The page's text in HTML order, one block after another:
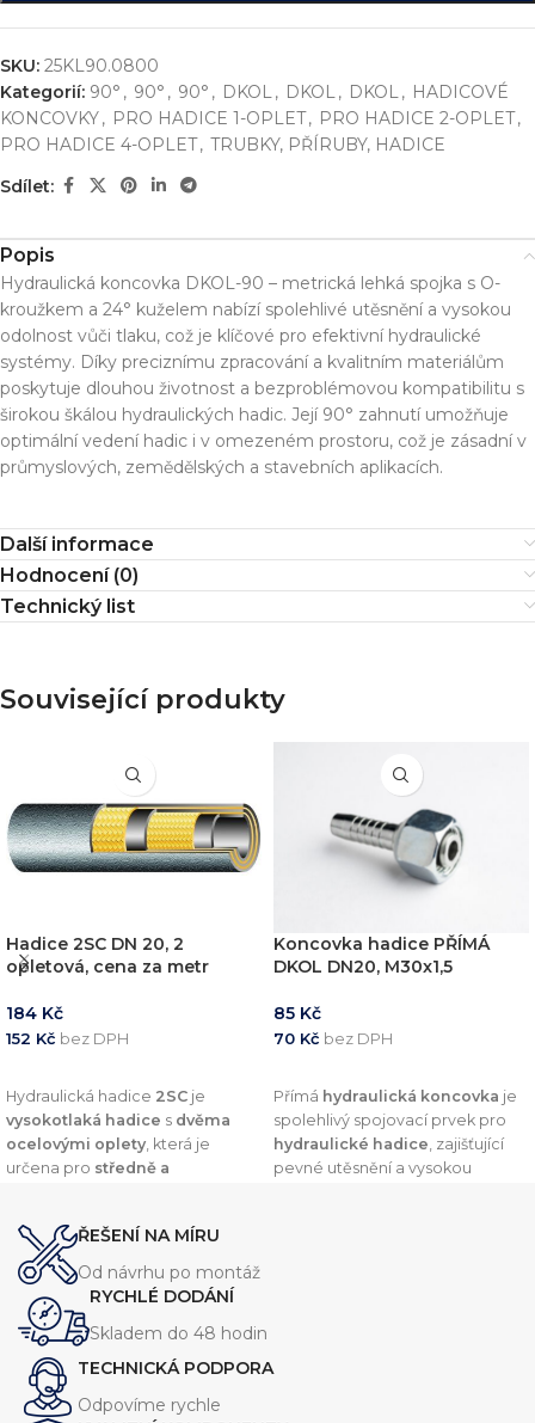
SKU: 25KL90.0800
Kategorií: 90° , 90° , 90° , DKOL, DKOL, DKOL, HADICOVÉ
KONCOVKY, PRO HADICE 1-OPLET, PRO HADICE 2-OPLET,
PRO HADICE 4-OPLET, TRUBKY, PŘÍRUBY, HADICE
Sdílet:
Popis
Hydraulická koncovka DKOL-90 – metrická lehká spojka s O-
kroužkem a 24° kuželem nabízí spolehlivé utěsnění a vysokou
odolnost vůči tlaku, což je klíčové pro efektivní hydraulické
systémy. Díky preciznímu zpracování a kvalitním materiálům
poskytuje dlouhou životnost a bezproblémovou kompatibilitu s
širokou škálou hydraulických hadic. Její 90° zahnutí umožňuje
optimální vedení hadic i v omezeném prostoru, což je zásadní v
průmyslových, zemědělských a stavebních aplikacích.
Další informace
Hodnocení (0)
Technický list
Související produkty
Hadice 2SC DN 20, 2
opletová, cena za metr
184 Kč
152 Kč bez DPH
Hydraulická hadice 2SC je
vysokotlaká hadice s dvěma
ocelovými oplety, která je
určena pro středně a
odolnost vůči olejům, oděru a
vnějším vlivům , což zajišťuje její
dlouhou životnost.
Koncovka hadice PŘÍMÁ
DKOL DN20, M30x1,5
85 Kč
70 Kč bez DPH
Přímá hydraulická koncovka je
spolehlivý spojovací prvek pro
hydraulické hadice, zajišťující
pevné utěsnění a vysokou
ŘEŠENÍ NA MÍRU
Od návrhu po montáž
RYCHLÉ DODÁNÍ
Skladem do 48 hodin
TECHNICKÁ PODPORA
Odpovíme rychle